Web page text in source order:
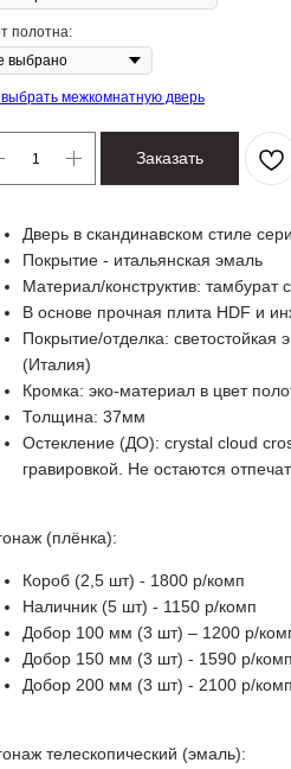
полотна:
выбрать межкомнатную дверь
Заказать
Дверь в скандинавском стиле
Покрытие - итальянская эмаль
Материал/конструктив:
В основе прочная плита HDF и
Покрытие/отделка:
(Италия)
Кромка: эко-материал в цвет
Толщина: 37мм
Остекление (ДО): crystal cloud
гравировкой. Не остаются
(плёнка):
Короб (2,5 шт) - 1800 р/комп
Наличник (5 шт) - 1150 р/комп
Добор 100 мм (3 шт) – 1200 р/
Добор 150 мм (3 шт) - 1590 р/комп
Добор 200 мм (3 шт) - 2100 р/комп
телескопический (эмаль):